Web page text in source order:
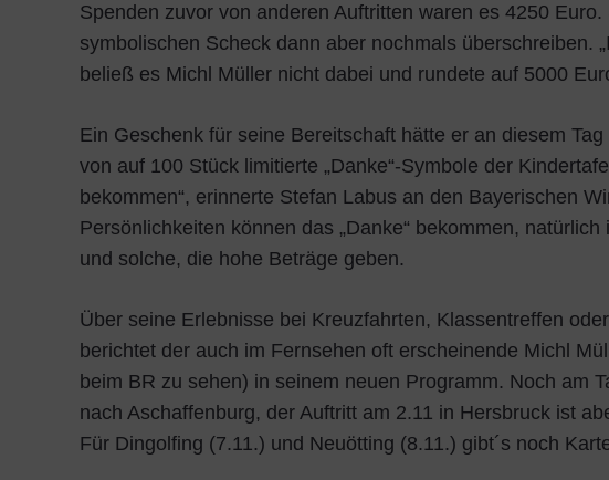
Spenden zuvor von anderen Auftritten waren es 4250
symbolischen Scheck dann aber nochmals überschreiben.
beließ es Michl Müller nicht dabei und rundete auf 5000
Ein Geschenk für seine Bereitschaft hätte er an diesem
von auf 100 Stück limitierte „Danke“-Symbole der
bekommen“, erinnerte Stefan Labus an den Bayerischen
Persönlichkeiten können das „Danke“ bekommen,
und solche, die hohe Beträge geben.
Über seine Erlebnisse bei Kreuzfahrten, Klassentreffen
berichtet der auch im Fernsehen oft erscheinende Michl
beim BR zu sehen) in seinem neuen Programm. Noch am
nach Aschaffenburg, der Auftritt am 2.11 in Hersbruck ist
Für Dingolfing (7.11.) und Neuötting (8.11.) gibt´s noch